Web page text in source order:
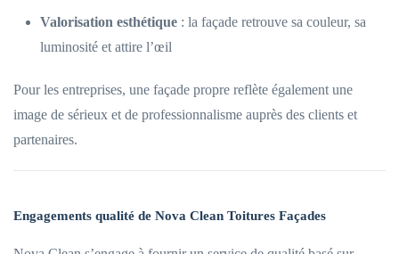
Valorisation esthétique : la façade retrouve sa couleur, sa
luminosité et attire l’œil
Pour les entreprises, une façade propre reflète également une
image de sérieux et de professionnalisme auprès des clients et
partenaires.
Engagements qualité de Nova Clean Toitures Façades